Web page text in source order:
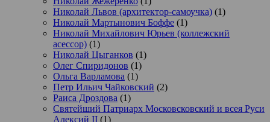
Николай Львов (архитектор-самоучка) (1)
Николай Мартынович Боффе (1)
Николай Михайлович Юрьев (коллежский
асессор) (1)
Николай Цыганков (1)
Олег Спиридонов (1)
Ольга Варламова (1)
Петр Ильич Чайковский (2)
Раиса Дроздова (1)
Святейший Патриарх Московсковский и всея Руси
Алексий II (1)